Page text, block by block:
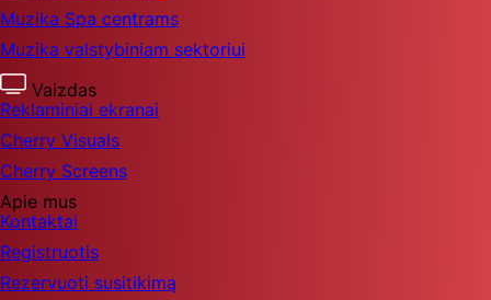
Muzika Spa centrams
Muzika valstybiniam sektoriui
Vaizdas
Reklaminiai ekranai
Cherry Visuals
Cherry Screens
Apie mus
Kontaktai
Registruotis
Rezervuoti susitikimą